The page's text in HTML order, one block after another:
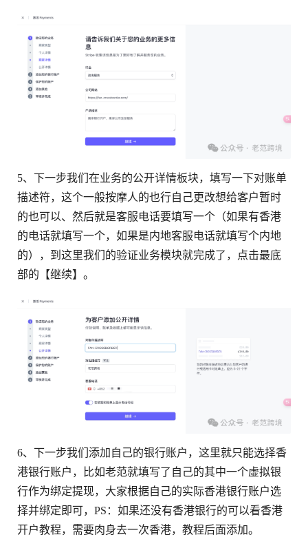
5、下一步我们在业务的公开详情板块，填写一下对账单
描述符，这个一般按摩人的也行自己更改想给客户暂时
的也可以、然后就是客服电话要填写一个（如果有香港
的电话就填写一个，如果是内地客服电话就填写个内地
的），到这里我们的验证业务模块就完成了，点击最底
部的【继续】。
6、下一步我们添加自己的银行账户，这里就只能选择香
港银行账户，比如老范就填写了自己的其中一个虚拟银
行作为绑定提现，大家根据自己的实际香港银行账户选
择并绑定即可，PS：如果还没有香港银行的可以看香港
开户教程，需要肉身去一次香港，教程后面添加。